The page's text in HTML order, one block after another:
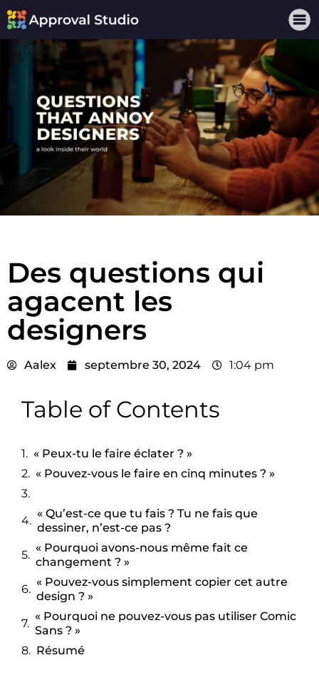
Des questions qui
agacent les
designers
Aalex septembre 30, 2024 1:04 pm
Table of Contents
« Peux-tu le faire éclater ? »
« Pouvez-vous le faire en cinq minutes ? »
« Qu’est-ce que tu fais ? Tu ne fais que
dessiner, n’est-ce pas ?
« Pourquoi avons-nous même fait ce
changement ? »
« Pouvez-vous simplement copier cet autre
design ? »
« Pourquoi ne pouvez-vous pas utiliser Comic
Sans ? »
Résumé